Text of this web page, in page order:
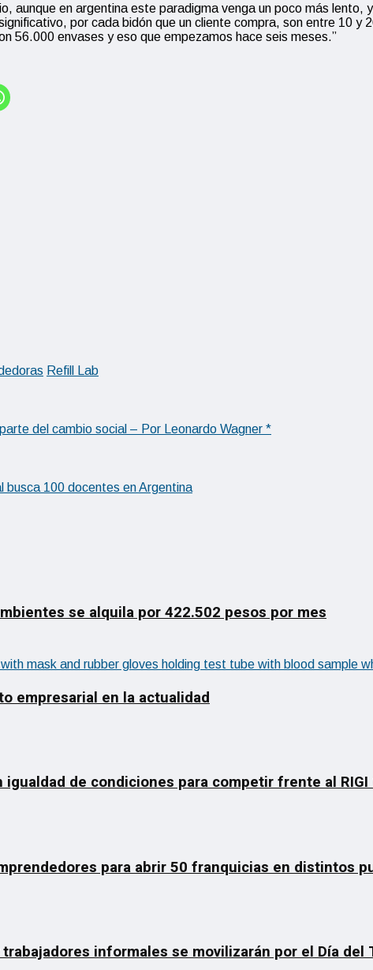
aunque en argentina este paradigma venga un poco más
por cada bidón que un cliente compra, son entre 10
56.000 envases y eso que empezamos hace seis meses.”
Refill Lab
del cambio social – Por Leonardo Wagner *
busca 100 docentes en Argentina
se alquila por 422.502 pesos por mes
empresarial en la actualidad
de condiciones para competir frente al
para abrir 50 franquicias en distintos
informales se movilizarán por el Día